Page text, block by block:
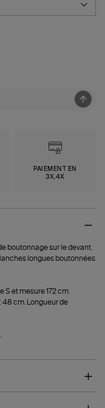
PAIEMENT EN
3X,4X
boutonnage sur le devant.
longues boutonnées
S et mesure 172 cm.
48 cm. Longueur de